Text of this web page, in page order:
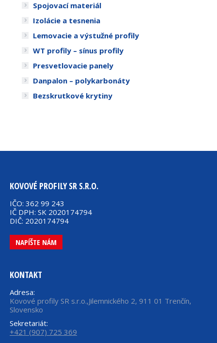
Spojovací materiál
Izolácie a tesnenia
Lemovacie a výstužné profily
WT profily – sínus profily
Presvetlovacie panely
Danpalon – polykarbonáty
Bezskrutkové krytiny
KOVOVÉ PROFILY SR S.R.O.
IČO: 362 99 243
IČ DPH: SK 2020174794
DIČ: 2020174794
NAPÍŠTE NÁM
KONTAKT
Adresa:
Kovové profily SR s.r.o.,Jilemnického 2, 911 01 Trenčín,
Slovensko
Sekretariát:
+421 (907) 725 369